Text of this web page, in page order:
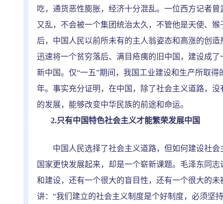
吃，通货恶性膨胀，经济十分混乱。一位西方记者曾
又乱，不会被一个集团统治太久，不管他是天使、
后，中国人民以前所未有的主人翁姿态和高涨的创
迅速将一个贫穷落后、满目疮痍的旧中国，建设成
新中国。仅“一五”期间，我国工业建设和生产所取得
年。事实充分证明，在中国，除了社会主义道路，
的发展，能够改变中华民族的前途和命运。
2.只有中国特色社会主义才能繁荣发展中国
中国人民选择了社会主义道路，但如何建设社会
国家更快发展起来，却是一个崭新课题。毛泽东同志
和建设，还有一个很大的盲目性，还有一个很大的未
讲： “我们建立的社会主义制度是个好制度，必须坚